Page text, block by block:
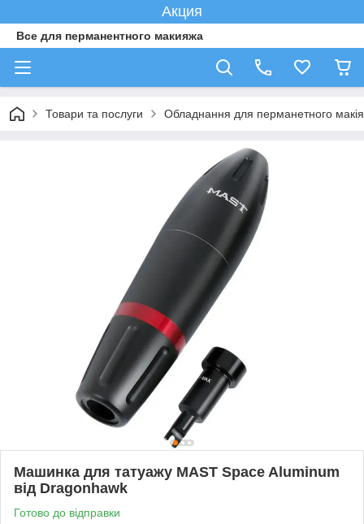
Акция
Все для перманентного макияжа
Товари та послуги Обладнання для перманетного
Машинка для татуажу MAST Space Aluminum
від Dragonhawk
Готово до відправки